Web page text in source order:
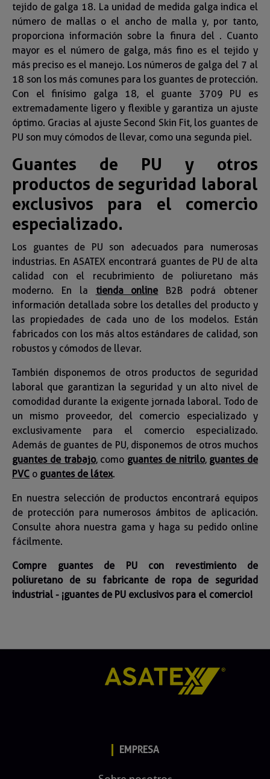
tejido de galga 18. La unidad de medida galga indica el
número de mallas o el ancho de malla y, por tanto,
proporciona información sobre la finura del . Cuanto
mayor es el número de galga, más fino es el tejido y
más preciso es el manejo. Los números de galga del 7 al
18 son los más comunes para los guantes de protección.
Con el finísimo galga 18, el guante 3709 PU es
extremadamente ligero y flexible y garantiza un ajuste
óptimo. Gracias al ajuste Second Skin Fit, los guantes de
PU son muy cómodos de llevar, como una segunda piel.
Guantes de PU y otros
productos de seguridad laboral
exclusivos para el comercio
especializado.
Los guantes de PU son adecuados para numerosas
industrias. En ASATEX encontrará guantes de PU de alta
calidad con el recubrimiento de poliuretano más
moderno. En la tienda online B2B podrá obtener
información detallada sobre los detalles del producto y
las propiedades de cada uno de los modelos. Están
fabricados con los más altos estándares de calidad, son
robustos y cómodos de llevar.
También disponemos de otros productos de seguridad
laboral que garantizan la seguridad y un alto nivel de
comodidad durante la exigente jornada laboral. Todo de
un mismo proveedor, del comercio especializado y
exclusivamente para el comercio especializado.
Además de guantes de PU, disponemos de otros muchos
guantes de trabajo, como guantes de nitrilo, guantes de
PVC o guantes de látex.
En nuestra selección de productos encontrará equipos
de protección para numerosos ámbitos de aplicación.
Consulte ahora nuestra gama y haga su pedido online
fácilmente.
Compre guantes de PU con revestimiento de
poliuretano de su fabricante de ropa de seguridad
industrial - ¡guantes de PU exclusivos para el comercio!
EMPRESA